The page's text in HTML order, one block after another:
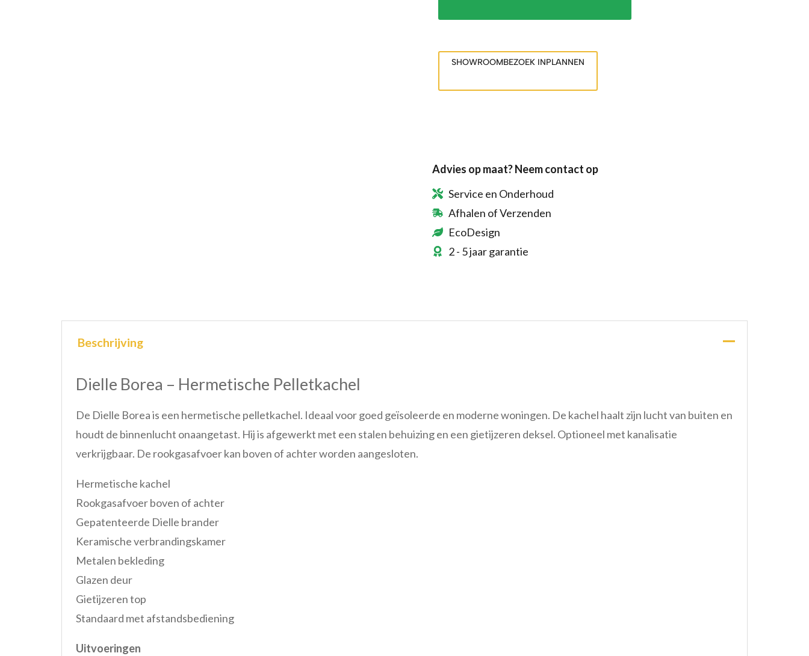
SHOWROOMBEZOEK INPLANNEN
Advies op maat? Neem contact op
Service en Onderhoud
Afhalen of Verzenden
EcoDesign
2 - 5 jaar garantie
Beschrijving
Dielle Borea – Hermetische Pelletkachel
De Dielle Borea is een hermetische pelletkachel. Ideaal voor goed geïsoleerde en moderne woningen. De kachel haalt zijn lucht van buiten en
houdt de binnenlucht onaangetast. Hij is afgewerkt met een stalen behuizing en een gietijzeren deksel. Optioneel met kanalisatie
verkrijgbaar. De rookgasafvoer kan boven of achter worden aangesloten.
Hermetische kachel
Rookgasafvoer boven of achter
Gepatenteerde Dielle brander
Keramische verbrandingskamer
Metalen bekleding
Glazen deur
Gietijzeren top
Standaard met afstandsbediening
Uitvoeringen